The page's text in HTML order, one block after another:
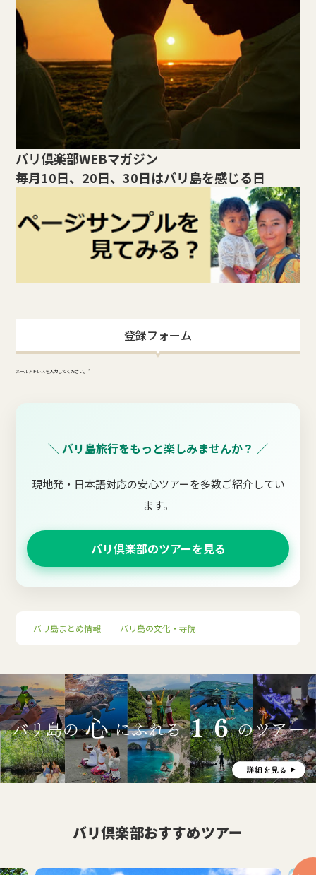
バリ倶楽部WEBマガジン
毎月10日、20日、30日はバリ島を感じる日
登録フォーム
メールアドレスを入力してください。*
＼ バリ島旅行をもっと楽しみませんか？ ／
現地発・日本語対応の安心ツアーを多数ご紹介してい
ます。
バリ倶楽部のツアーを見る
バリ島まとめ情報 ｜ バリ島の文化・寺院
バリ倶楽部おすすめツアー